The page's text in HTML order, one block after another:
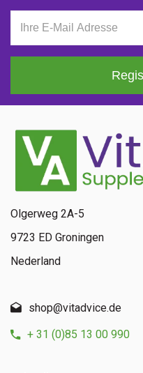
Olgerweg 2A-5
9723 ED Groningen
Nederland
shop@vitadvice.de
+ 31 (0)85 13 00 990